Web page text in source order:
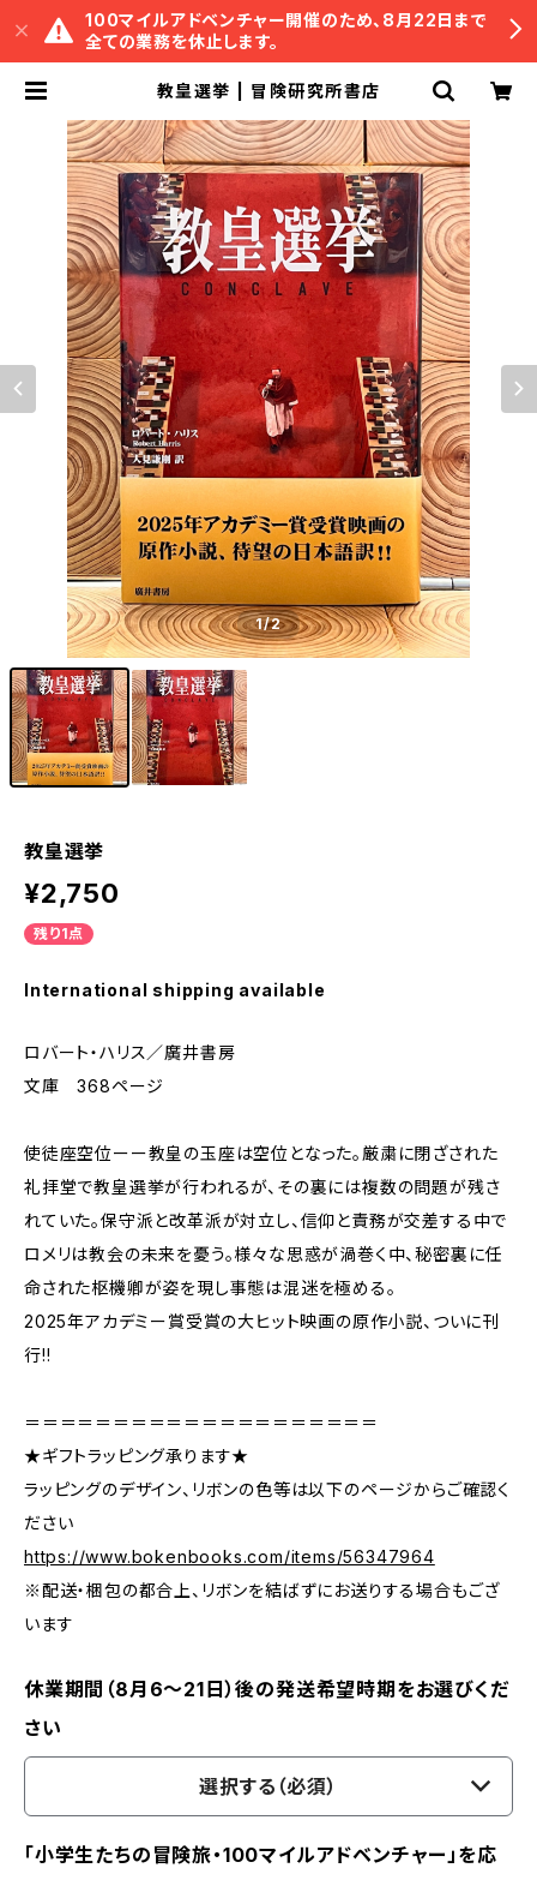
100マイルアドベンチャー開催のため、8月22日まで
全ての業務を休止します。
教皇選挙 | 冒険研究所書店
1/2
教皇選挙
¥2,750
残り1点
International shipping available
ロバート・ハリス／廣井書房
文庫 368ページ
使徒座空位ーー教皇の玉座は空位となった。厳粛に閉ざされた
礼拝堂で教皇選挙が行われるが、その裏には複数の問題が残さ
れていた。保守派と改革派が対立し、信仰と責務が交差する中で
ロメリは教会の未来を憂う。様々な思惑が渦巻く中、秘密裏に任
命された枢機卿が姿を現し事態は混迷を極める。
2025年アカデミー賞受賞の大ヒット映画の原作小説、ついに刊
行!!
＝＝＝＝＝＝＝＝＝＝＝＝＝＝＝＝＝＝＝＝
★ギフトラッピング承ります★
ラッピングのデザイン、リボンの色等は以下のページからご確認く
ださい
https://www.bokenbooks.com/items/56347964
※配送・梱包の都合上、リボンを結ばずにお送りする場合もござ
います
休業期間（8月6〜21日）後の発送希望時期をお選びくだ
さい
選択する（必須）
「小学生たちの冒険旅・100マイルアドベンチャー」を応